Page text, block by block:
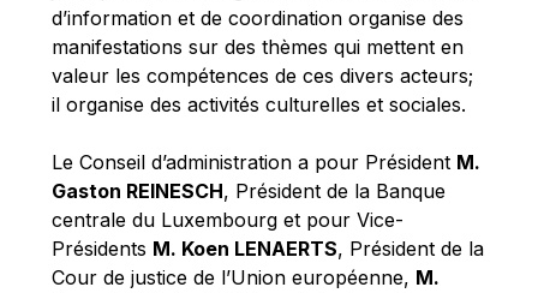
Otmar Issing
Paolo Mengozzi
Paschal Donohoe
Pat Cox
Patrizia Nanz
Philippe Maystadt
Pierre Gramegna
d’information et de coordination organise des
manifestations sur des thèmes qui mettent en
valeur les compétences de ces divers acteurs;
il organise des activités culturelles et sociales.
Le Conseil d’administration a pour Président M.
Gaston REINESCH, Président de la Banque
centrale du Luxembourg et pour Vice-
Présidents M. Koen LENAERTS, Président de la
Cour de justice de l’Union européenne, M.